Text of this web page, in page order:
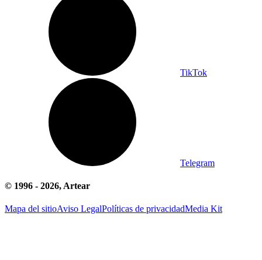
TikTok
Telegram
© 1996 - 2026, Artear
Mapa del sitioAviso LegalPolíticas de privacidadMedia Kit